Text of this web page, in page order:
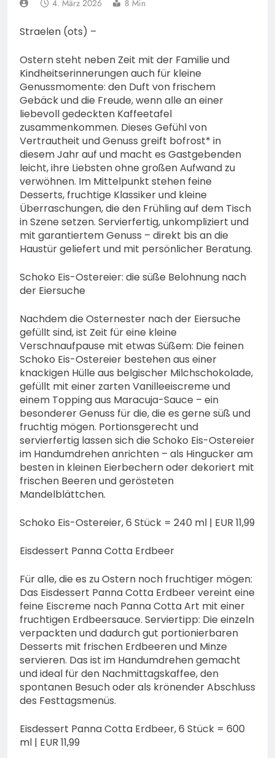
Eindringling erfordert
4. März 2026 8 Min
Straelen (ots) –
Ostern steht neben Zeit mit der Familie und
Kindheitserinnerungen auch für kleine
Genussmomente: den Duft von frischem
Gebäck und die Freude, wenn alle an einer
liebevoll gedeckten Kaffeetafel
zusammenkommen. Dieses Gefühl von
Vertrautheit und Genuss greift bofrost* in
diesem Jahr auf und macht es Gastgebenden
leicht, ihre Liebsten ohne großen Aufwand zu
verwöhnen. Im Mittelpunkt stehen feine
Desserts, fruchtige Klassiker und kleine
Überraschungen, die den Frühling auf dem Tisch
in Szene setzen. Servierfertig, unkompliziert und
mit garantiertem Genuss – direkt bis an die
Haustür geliefert und mit persönlicher Beratung.
Schoko Eis-Ostereier: die süße Belohnung nach
der Eiersuche
Nachdem die Osternester nach der Eiersuche
gefüllt sind, ist Zeit für eine kleine
Verschnaufpause mit etwas Süßem: Die feinen
Schoko Eis-Ostereier bestehen aus einer
knackigen Hülle aus belgischer Milchschokolade,
gefüllt mit einer zarten Vanilleeiscreme und
einem Topping aus Maracuja-Sauce – ein
besonderer Genuss für die, die es gerne süß und
fruchtig mögen. Portionsgerecht und
servierfertig lassen sich die Schoko Eis-Ostereier
im Handumdrehen anrichten – als Hingucker am
besten in kleinen Eierbechern oder dekoriert mit
frischen Beeren und gerösteten
Mandelblättchen.
Schoko Eis-Ostereier, 6 Stück = 240 ml | EUR 11,99
Eisdessert Panna Cotta Erdbeer
Für alle, die es zu Ostern noch fruchtiger mögen:
Das Eisdessert Panna Cotta Erdbeer vereint eine
feine Eiscreme nach Panna Cotta Art mit einer
fruchtigen Erdbeersauce. Serviertipp: Die einzeln
verpackten und dadurch gut portionierbaren
Desserts mit frischen Erdbeeren und Minze
servieren. Das ist im Handumdrehen gemacht
und ideal für den Nachmittagskaffee, den
spontanen Besuch oder als krönender Abschluss
des Festtagsmenüs.
Eisdessert Panna Cotta Erdbeer, 6 Stück = 600
ml | EUR 11,99